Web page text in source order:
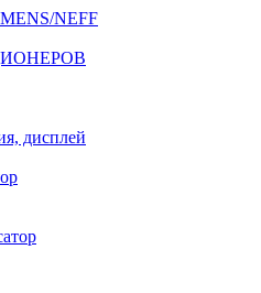
NEFF
дисплей